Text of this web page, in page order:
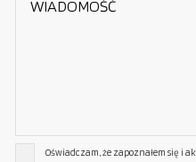
Oświadczam, że zapoznałem się i